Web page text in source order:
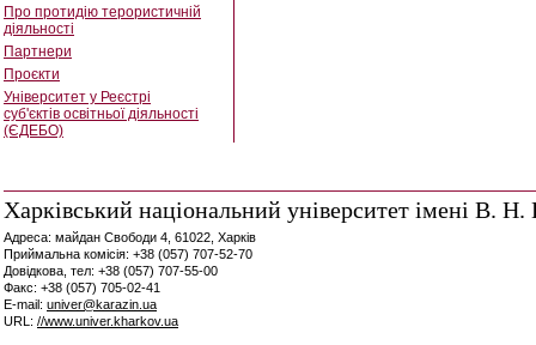
Про протидію терористичній
діяльності
Партнери
Проєкти
Університет у Реєстрі
суб'єктів освітньої діяльності
(ЄДЕБО)
Харківський національний університет імені В. Н.
Адреса: майдан Свободи 4, 61022, Харків
Приймальна комісія: +38 (057) 707-52-70
Довідкова, тел: +38 (057) 707-55-00
Факс: +38 (057) 705-02-41
E-mail: univer@karazin.ua
URL: //www.univer.kharkov.ua